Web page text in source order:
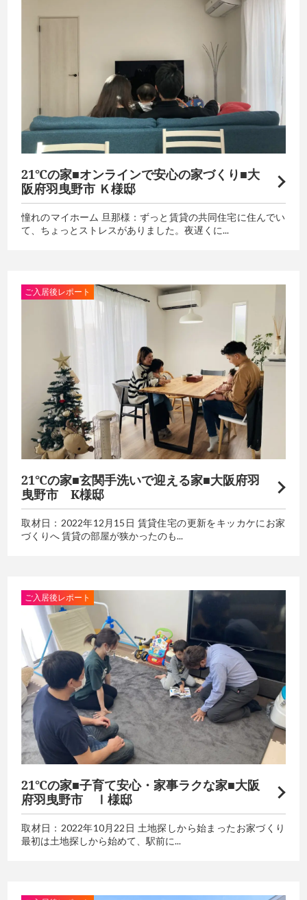
21℃の家■オンラインで安心の家づくり■大
阪府羽曳野市 Ｋ様邸
憧れのマイホーム 旦那様：ずっと賃貸の共同住宅に住んでい
て、ちょっとストレスがありました。夜遅くに...
ご入居後レポート
21℃の家■玄関手洗いで迎える家■大阪府羽
曳野市 K様邸
取材日：2022年12月15日 賃貸住宅の更新をキッカケにお家
づくりへ 賃貸の部屋が狭かったのも...
ご入居後レポート
21℃の家■子育て安心・家事ラクな家■大阪
府羽曳野市 Ⅰ様邸
取材日：2022年10月22日 土地探しから始まったお家づくり
最初は土地探しから始めて、駅前に...